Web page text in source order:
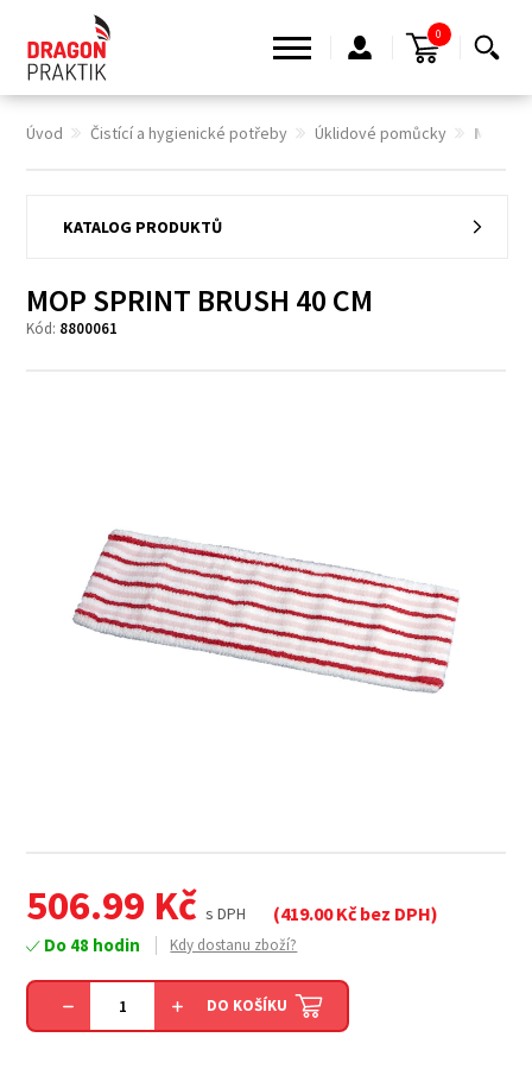
Úvod Čistící a hygienické potřeby Úklidové pomůcky MOP
KATALOG PRODUKTŮ
MOP SPRINT BRUSH 40 CM
Kód: 8800061
506.99 Kčs DPH (419.00Kč bez DPH)
Do 48 hodin Kdy dostanu zboží?
DO KOŠÍKU
0